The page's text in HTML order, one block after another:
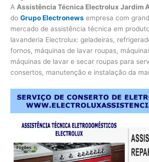
A Assistência Técnica Electrolux Jardim
doGrupo Electronews empresa com
mercado de assistência técnica em
lavanderia Electrolux: geladeiras,
fornos, máquinas de lavar roupas,
máquinas de lavar e secar roupas para
consertos, manutenção e instalação da